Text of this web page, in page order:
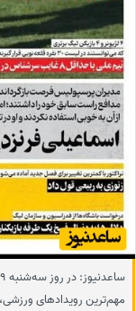
مهم‌ترین رویدادهای